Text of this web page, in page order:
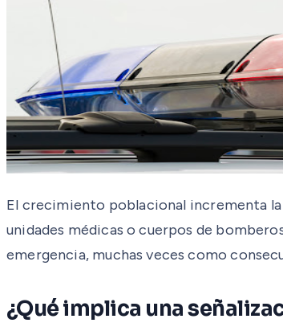
El crecimiento poblacional incrementa
unidades médicas o cuerpos de
emergencia, muchas veces como
¿Qué implica una